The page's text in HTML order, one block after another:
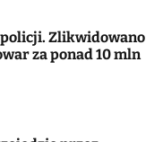
policji. Zlikwidowano
za ponad 10 mln